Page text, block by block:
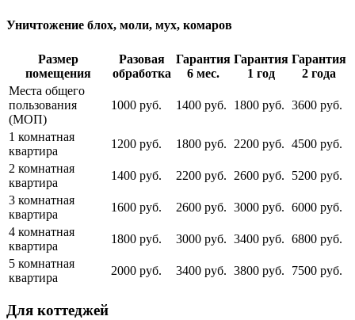
Уничтожение блох, моли, мух, комаров
Размер
помещения
Разовая
обработка
Гарантия
6 мес.
Гарантия
1 год
Гарантия
2 года
Места общего
пользования
(МОП)
1000 руб. 1400 руб. 1800 руб. 3600 руб.
1 комнатная
квартира
1200 руб. 1800 руб. 2200 руб. 4500 руб.
2 комнатная
квартира
1400 руб. 2200 руб. 2600 руб.
5200 руб.
3 комнатная
квартира
1600 руб. 2600 руб. 3000 руб. 6000 руб.
4 комнатная
квартира
1800 руб. 3000 руб. 3400 руб. 6800 руб.
5 комнатная
квартира
2000 руб. 3400 руб. 3800 руб. 7500 руб.
Для коттеджей